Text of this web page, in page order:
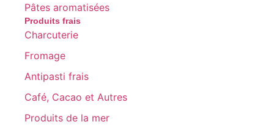
Pâtes aromatisées
Produits frais
Charcuterie
Fromage
Antipasti frais
Café, Cacao et Autres
Produits de la mer